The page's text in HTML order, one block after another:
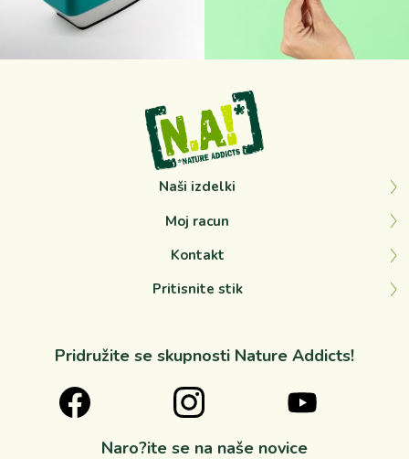
Sep 10
Naši izdelki
Moj racun
Kontakt
Pritisnite stik
Pridružite se skupnosti Nature Addicts!
Naro?ite se na naše novice